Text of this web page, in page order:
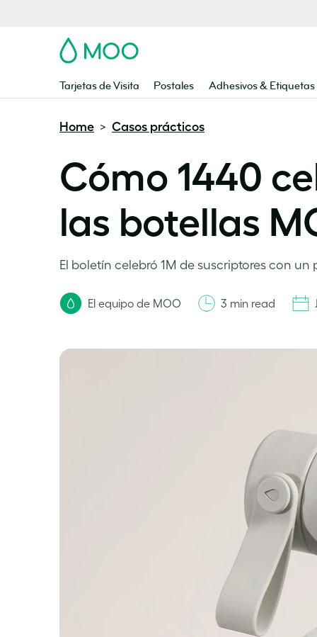
MOO
Tarjetas de Visita Postales Adhesivos & Etiquetas
Home > Casos prácticos
Cómo 1440
las botellas
El boletín celebró 1M de suscriptores con
El equipo de MOO 3 min read